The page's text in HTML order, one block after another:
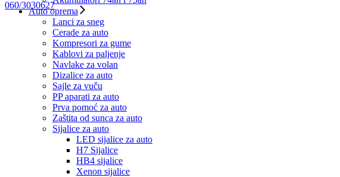
060/3030627
Auto oprema
Lanci za sneg
Cerade za auto
Kompresori za gume
Kablovi za paljenje
Navlake za volan
Dizalice za auto
Sajle za vuču
PP aparati za auto
Prva pomoć za auto
Zaštita od sunca za auto
Sijalice za auto
LED sijalice za auto
H7 Sijalice
HB4 sijalice
Xenon sijalice